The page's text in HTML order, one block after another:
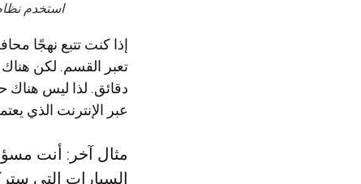
استخدم
تعبر القسم. لكن
عبر الإنترنت الذي
مثال آخر: أنت
السيارات التي